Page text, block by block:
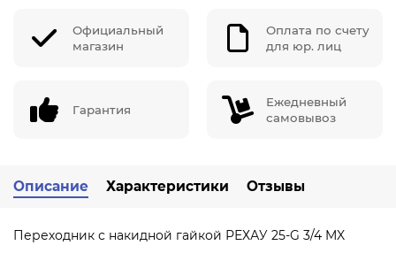
Официальный
магазин
Оплата по счету
для юр. лиц
Гарантия
Ежедневный
самовывоз
Описание Характеристики Отзывы
Переходник с накидной гайкой РЕХАУ 25-G 3/4 MX